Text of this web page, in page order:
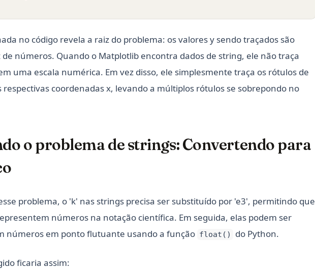
no código revela a raiz do problema: os valores y sendo traçados são
de números. Quando o Matplotlib encontra dados de string, ele não traça
uma escala numérica. Em vez disso, ele simplesmente traça os rótulos de
respectivas coordenadas x, levando a múltiplos rótulos se sobrepondo no
o problema de strings: Convertendo para
problema, o 'k' nas strings precisa ser substituído por 'e3', permitindo que
números na notação científica. Em seguida, elas podem ser
números em ponto flutuante usando a função float() do Python.
ficaria assim: